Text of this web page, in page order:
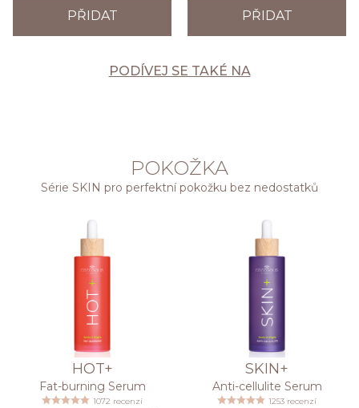
PŘIDAT PŘIDAT
PODÍVEJ SE TAKÉ NA
POKOŽKA
Série SKIN pro perfektní pokožku bez nedostatků
HOT+
Fat-burning Serum
1072 recenzí
SKIN+
Anti-cellulite Serum
1253 recenzí